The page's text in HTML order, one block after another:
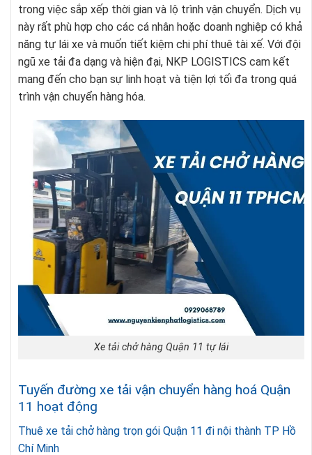
trong việc sắp xếp thời gian và lộ trình vận chuyển. Dịch vụ
này rất phù hợp cho các cá nhân hoặc doanh nghiệp có khả
năng tự lái xe và muốn tiết kiệm chi phí thuê tài xế. Với đội
ngũ xe tải đa dạng và hiện đại, NKP LOGISTICS cam kết
mang đến cho bạn sự linh hoạt và tiện lợi tối đa trong quá
trình vận chuyển hàng hóa.
Xe tải chở hàng Quận 11 tự lái
Tuyến đường xe tải vận chuyển hàng hoá Quận
11 hoạt động
Thuê xe tải chở hàng trọn gói Quận 11 đi nội thành TP Hồ
Chí Minh